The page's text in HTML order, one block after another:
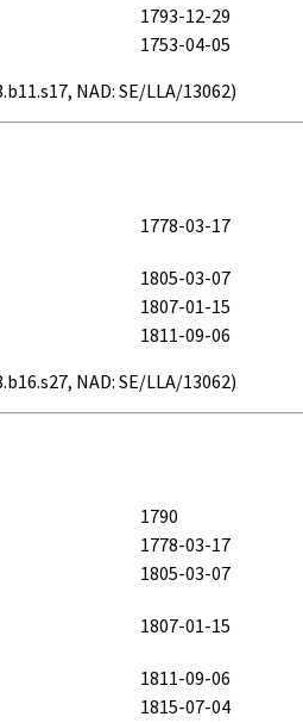
1793-12-29
1753-04-05
NAD: SE/LLA/13062)
1778-03-17
1805-03-07
1807-01-15
1811-09-06
NAD: SE/LLA/13062)
1790
1778-03-17
1805-03-07
1807-01-15
1811-09-06
1815-07-04